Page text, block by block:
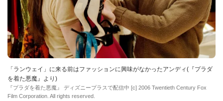
「ランウェイ」に来る前はファッションに興味がなかったアンディ(『プラダ
を着た悪魔』より)
『プラダを着た悪魔』 ディズニープラスで配信中 [c] 2006 Twentieth Century Fox
Film Corporation. All rights reserved.